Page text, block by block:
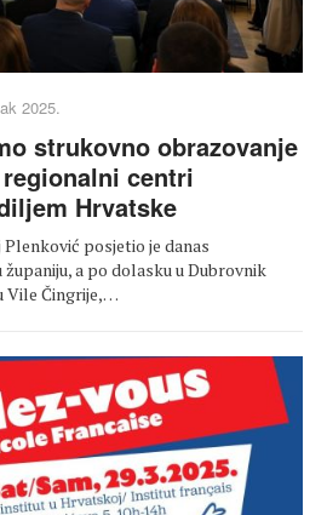
2025.
strukovno obrazovanje
centri
Hrvatske
posjetio je danas
a po dolasku u Dubrovnik
Vile Čingrije,…